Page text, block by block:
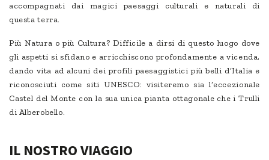
accompagnati dai magici paesaggi culturali e naturali di
questa terra.
Più Natura o più Cultura? Difficile a dirsi di questo luogo dove
gli aspetti si sfidano e arricchiscono profondamente a vicenda,
dando vita ad alcuni dei profili paesaggistici più belli d’Italia e
riconosciuti come siti UNESCO: visiteremo sia l’eccezionale
Castel del Monte con la sua unica pianta ottagonale che i Trulli
di Alberobello.
IL NOSTRO VIAGGIO